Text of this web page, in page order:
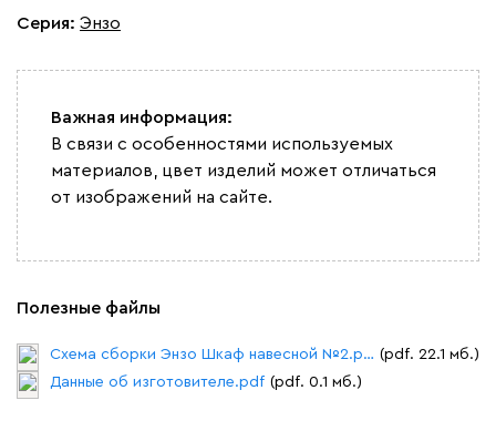
Серия: Энзо
Важная информация:
В связи с особенностями используемых
материалов, цвет изделий может отличаться
от изображений на сайте.
Полезные файлы
Схема сборки Энзо Шкаф навесной №2.pdf (pdf. 22.1 мб.)
Данные об изготовителе.pdf (pdf. 0.1 мб.)